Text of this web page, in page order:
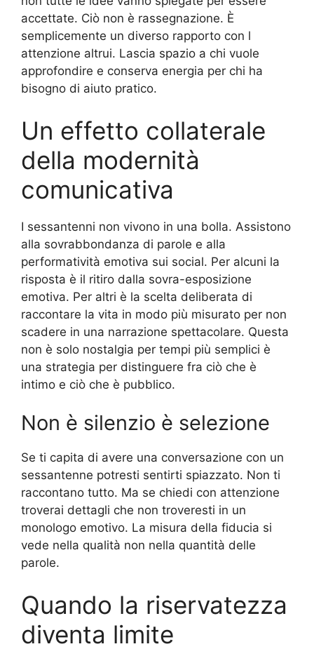
accettate. Ciò non è rassegnazione. È
semplicemente un diverso rapporto con l
attenzione altrui. Lascia spazio a chi vuole
approfondire e conserva energia per chi ha
bisogno di aiuto pratico.
Un effetto collaterale
della modernità
comunicativa
I sessantenni non vivono in una bolla. Assistono
alla sovrabbondanza di parole e alla
performatività emotiva sui social. Per alcuni la
risposta è il ritiro dalla sovra-esposizione
emotiva. Per altri è la scelta deliberata di
raccontare la vita in modo più misurato per non
scadere in una narrazione spettacolare. Questa
non è solo nostalgia per tempi più semplici è
una strategia per distinguere fra ciò che è
intimo e ciò che è pubblico.
Non è silenzio è selezione
Se ti capita di avere una conversazione con un
sessantenne potresti sentirti spiazzato. Non ti
raccontano tutto. Ma se chiedi con attenzione
troverai dettagli che non troveresti in un
monologo emotivo. La misura della fiducia si
vede nella qualità non nella quantità delle
parole.
Quando la riservatezza
diventa limite